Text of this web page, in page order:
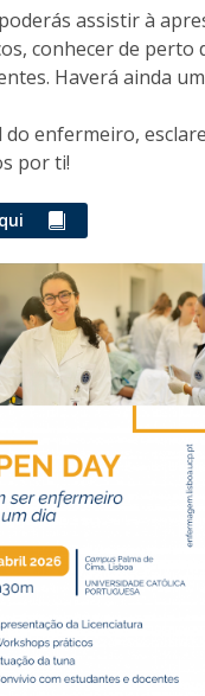
Projetos
assistir à
conhecer de perto
Haverá ainda
enfermeiro,
por ti!